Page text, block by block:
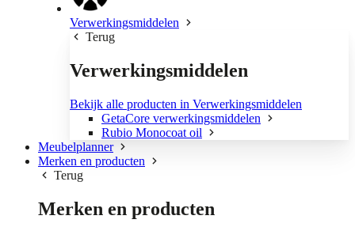
Verwerkingsmiddelen
Terug
Verwerkingsmiddelen
Bekijk alle producten in Verwerkingsmiddelen
GetaCore verwerkingsmiddelen
Rubio Monocoat oil
Meubelplanner
Merken en producten
Terug
Merken en producten